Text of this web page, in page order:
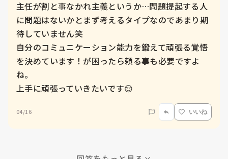
主任が割と事なかれ主義というか…問題提起する人
に問題はないかとまず考えるタイプなのであまり期
待していません笑
自分のコミュニケーション能力を鍛えて頑張る覚悟
を決めています！が困ったら頼る事も必要ですよ
ね。
上手に頑張っていきたいです😌
04/16 いいね